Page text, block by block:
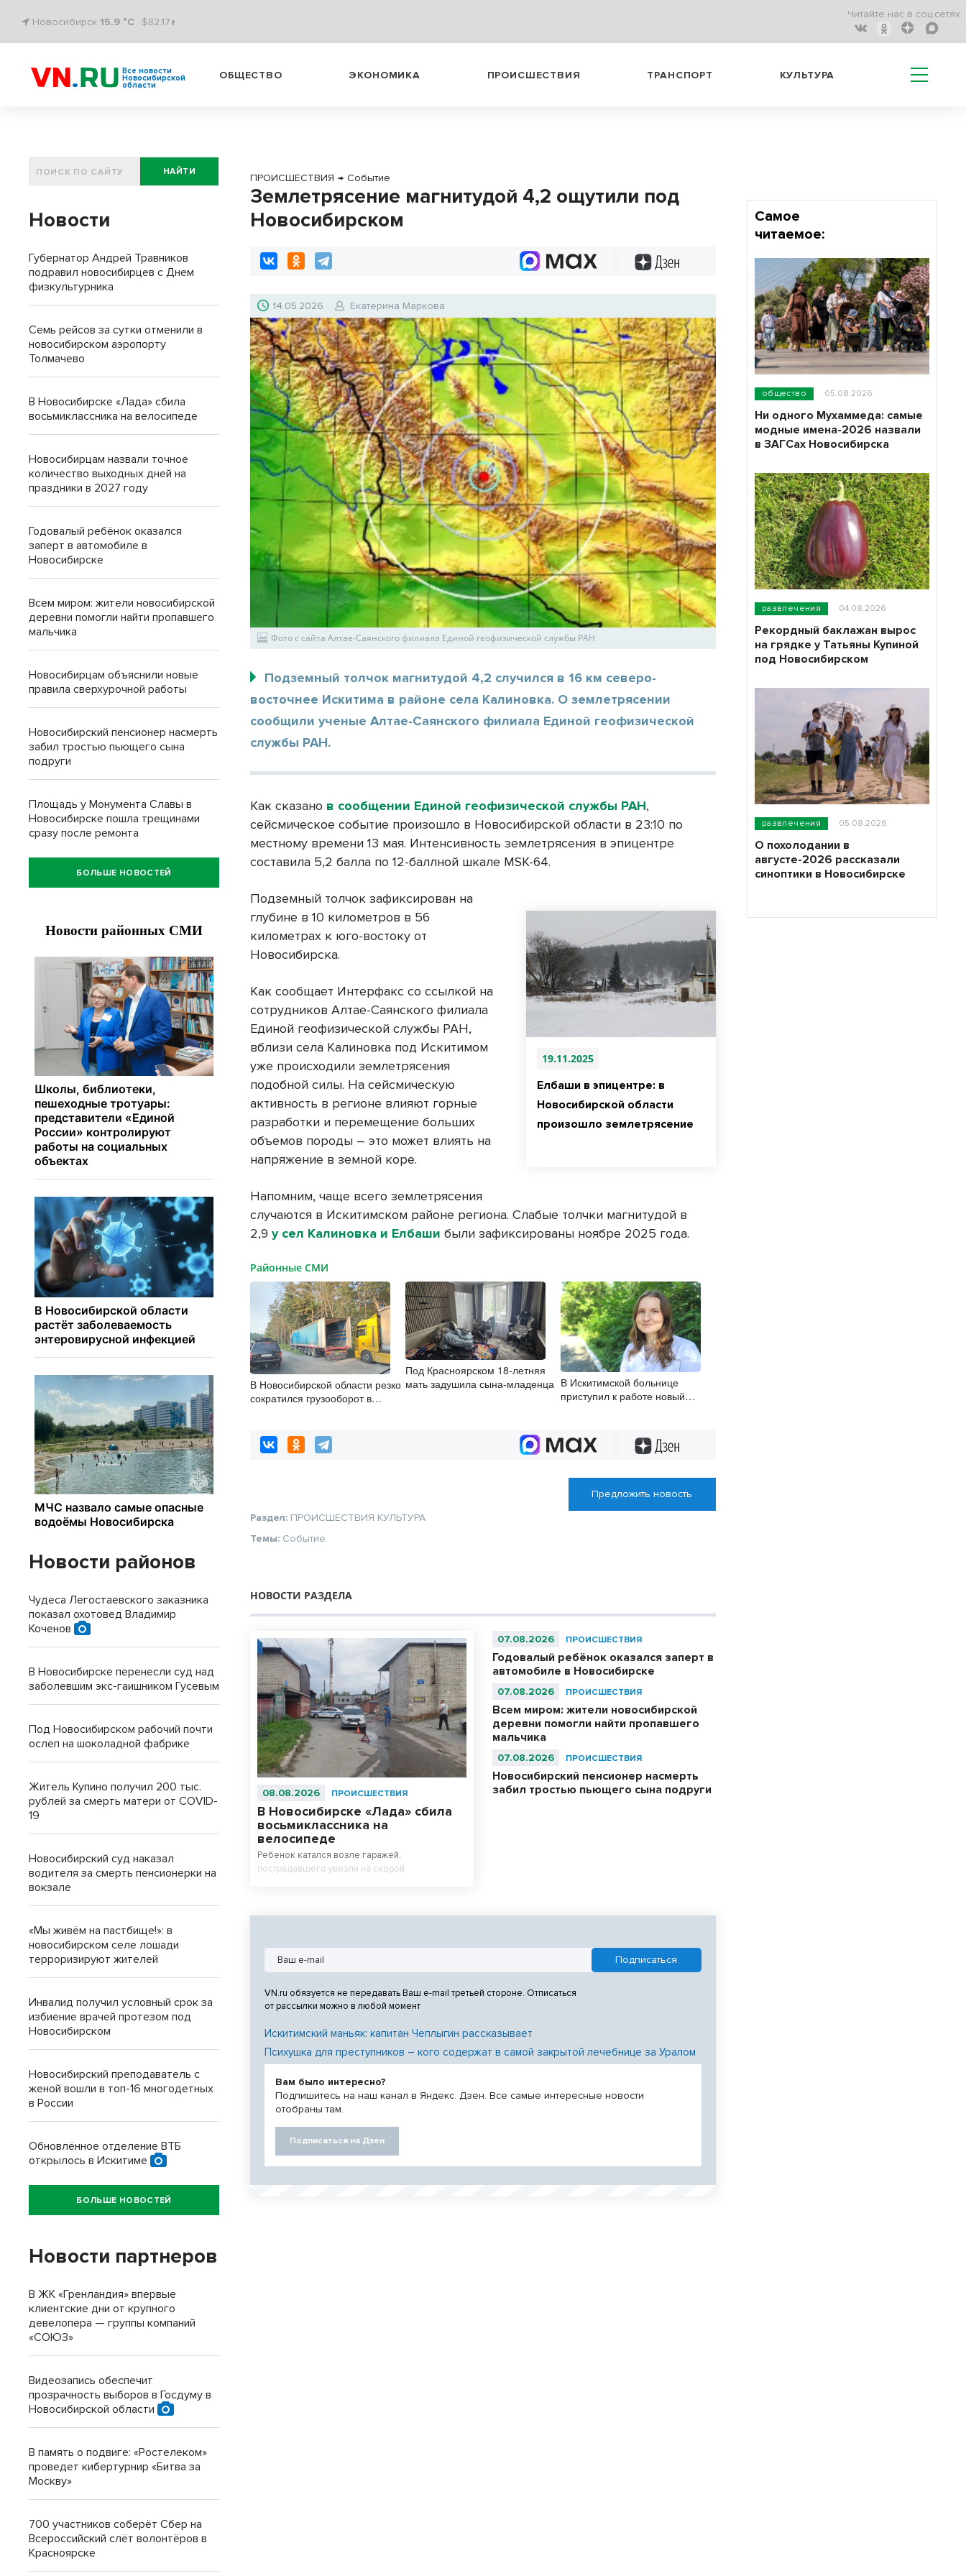
Новосибирск 15.9 °C $82.17↑
Читайте нас в соц.сетях:
Все новости
Новосибирской
области
ОБЩЕСТВО ЭКОНОМИКА ПРОИСШЕСТВИЯ ТРАНСПОРТ КУЛЬТУРА
ПРОИСШЕСТВИЯ → Событие
Землетрясение магнитудой 4,2 ощутили под
Новосибирском
14.05.2026 Екатерина Маркова
Фото с сайта Алтае-Саянского филиала Единой геофизической службы РАН
Подземный толчок магнитудой 4,2 случился в 16 км северо-
восточнее Искитима в районе села Калиновка. О землетрясении
сообщили ученые Алтае-Саянского филиала Единой геофизической
службы РАН.
Как сказано в сообщении Единой геофизической службы РАН,
сейсмическое событие произошло в Новосибирской области в 23:10 по
местному времени 13 мая. Интенсивность землетрясения в эпицентре
составила 5,2 балла по 12-баллной шкале MSK-64.
19.11.2025
Елбаши в эпицентре: в
Новосибирской области
произошло землетрясение
Подземный толчок зафиксирован на
глубине в 10 километров в 56
километрах к юго-востоку от
Новосибирска.
Как сообщает Интерфакс со ссылкой на
сотрудников Алтае-Саянского филиала
Единой геофизической службы РАН,
вблизи села Калиновка под Искитимом
уже происходили землетрясения
подобной силы. На сейсмическую
активность в регионе влияют горные
разработки и перемещение больших
объемов породы – это может влиять на
напряжение в земной коре.
Напомним, чаще всего землетрясения
случаются в Искитимском районе региона. Слабые толчки магнитудой в
2,9у сел Калиновка и Елбаши были зафиксированы ноябре 2025 года.
Районные СМИ
В Новосибирской области резко
сократился грузооборот в
Под Красноярском 18-летняя
мать задушила сына-младенца В Искитимской больнице
приступил к работе новый
Предложить новость
Раздел: ПРОИСШЕСТВИЯ КУЛЬТУРА
Темы: Событие
НОВОСТИ РАЗДЕЛА
08.08.2026 ПРОИСШЕСТВИЯ
В Новосибирске «Лада» сбила
восьмиклассника на
велосипеде
Ребенок катался возле гаражей,
пострадавшего увезли на скорой.
07.08.2026 ПРОИСШЕСТВИЯ
Годовалый ребёнок оказался заперт в
автомобиле в Новосибирске
07.08.2026 ПРОИСШЕСТВИЯ
Всем миром: жители новосибирской
деревни помогли найти пропавшего
мальчика
07.08.2026 ПРОИСШЕСТВИЯ
Новосибирский пенсионер насмерть
забил тростью пьющего сына подруги
VN.ru обязуется не передавать Ваш e-mail третьей стороне. Отписаться
от рассылки можно в любой момент
Искитимский маньяк: капитан Чеплыгин рассказывает
Психушка для преступников – кого содержат в самой закрытой лечебнице за Уралом
Вам было интересно?
Подпишитесь на наш канал в Яндекс. Дзен. Все самые интересные новости
отобраны там.
Подписаться на Дзен
НАЙТИ
Новости
Губернатор Андрей Травников
подравил новосибирцев с Днем
физкультурника
Семь рейсов за сутки отменили в
новосибирском аэропорту
Толмачево
В Новосибирске «Лада» сбила
восьмиклассника на велосипеде
Новосибирцам назвали точное
количество выходных дней на
праздники в 2027 году
Годовалый ребёнок оказался
заперт в автомобиле в
Новосибирске
Всем миром: жители новосибирской
деревни помогли найти пропавшего
мальчика
Новосибирцам объяснили новые
правила сверхурочной работы
Новосибирский пенсионер насмерть
забил тростью пьющего сына
подруги
Площадь у Монумента Славы в
Новосибирске пошла трещинами
сразу после ремонта
БОЛЬШЕ НОВОСТЕЙ
Новости районов
Чудеса Легостаевского заказника
показал охотовед Владимир
Коченов
В Новосибирске перенесли суд над
заболевшим экс-гаишником Гусевым
Под Новосибирском рабочий почти
ослеп на шоколадной фабрике
Житель Купино получил 200 тыс.
рублей за смерть матери от COVID-
19
Новосибирский суд наказал
водителя за смерть пенсионерки на
вокзале
«Мы живём на пастбище!»: в
новосибирском селе лошади
терроризируют жителей
Инвалид получил условный срок за
избиение врачей протезом под
Новосибирском
Новосибирский преподаватель с
женой вошли в топ-16 многодетных
в России
Обновлённое отделение ВТБ
открылось в Искитиме
БОЛЬШЕ НОВОСТЕЙ
Новости партнеров
В ЖК «Гренландия» впервые
клиентские дни от крупного
девелопера — группы компаний
«СОЮЗ»
Видеозапись обеспечит
прозрачность выборов в Госдуму в
Новосибирской области
В память о подвиге: «Ростелеком»
проведет кибертурнир «Битва за
Москву»
700 участников соберёт Сбер на
Всероссийский слёт волонтёров в
Красноярске
Самое
читаемое:
общество 05.08.2026
Ни одного Мухаммеда: самые
модные имена-2026 назвали
в ЗАГСах Новосибирска
развлечения 04.08.2026
Рекордный баклажан вырос
на грядке у Татьяны Купиной
под Новосибирском
развлечения 05.08.2026
О похолодании в
августе-2026 рассказали
синоптики в Новосибирске